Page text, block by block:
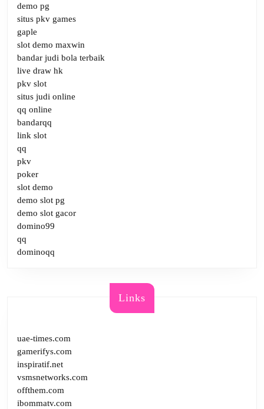
demo pg
situs pkv games
gaple
slot demo maxwin
bandar judi bola terbaik
live draw hk
pkv slot
situs judi online
qq online
bandarqq
link slot
qq
pkv
poker
slot demo
demo slot pg
demo slot gacor
domino99
qq
dominoqq
Links
uae-times.com
gamerifys.com
inspiratif.net
vsmsnetworks.com
offthem.com
ibommatv.com